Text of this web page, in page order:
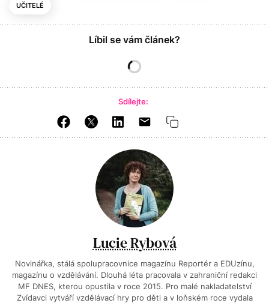
UČITELÉ
Líbil se vám článek?
Sdílejte:
Lucie Rybová
Novinářka, stálá spolupracovnice magazínu Reportér a EDUzínu,
magazínu o vzdělávání. Dlouhá léta pracovala v zahraniční redakci
MF DNES, kterou opustila v roce 2015. Pro malé nakladatelství
Zvídavci vytváří vzdělávací hry pro děti a v loňském roce vydala